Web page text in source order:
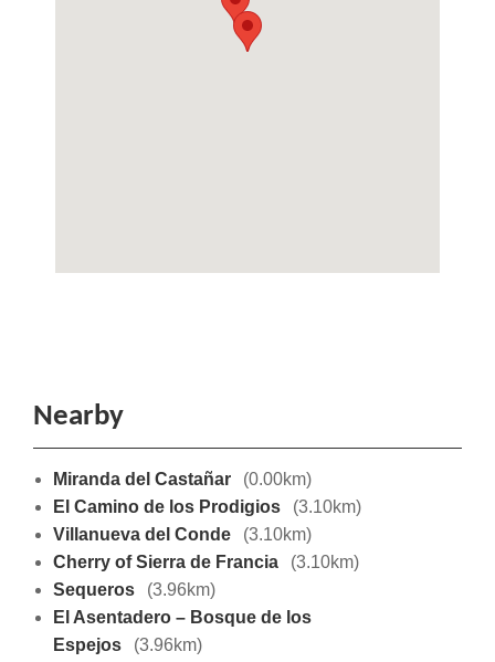
Nearby
Miranda del Castañar
(0.00km)
El Camino de los Prodigios
(3.10km)
Villanueva del Conde
(3.10km)
Cherry of Sierra de Francia
(3.10km)
Sequeros
(3.96km)
El Asentadero – Bosque de los
Espejos
(3.96km)